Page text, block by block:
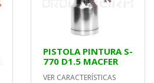
PISTOLA PINTURA S-
770 D1.5 MACFER
VER CARACTERÍSTICAS